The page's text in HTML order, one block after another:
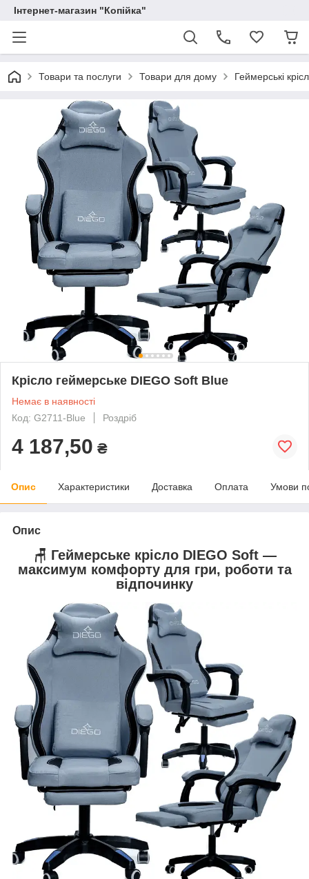
Інтернет-магазин "Копійка"
Товари та послуги Товари для дому Геймерські
Крісло геймерське DIEGO Soft Blue
Немає в наявності
Код: G2711-Blue
Роздріб
4 187,50 ₴
Опис Характеристики Доставка Оплата Умови
Опис
🪑 Геймерське крісло DIEGO Soft—
максимум комфорту для гри, роботи та
відпочинку